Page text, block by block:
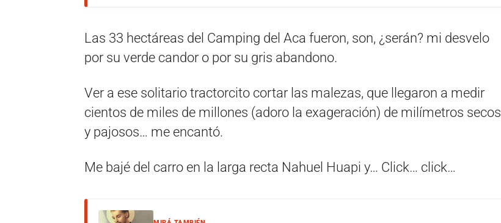
Las 33 hectáreas del Camping del Aca fueron, son, ¿serán? mi desvelo
por su verde candor o por su gris abandono.
Ver a ese solitario tractorcito cortar las malezas, que llegaron a medir
cientos de miles de millones (adoro la exageración) de milímetros secos
y pajosos… me encantó.
Me bajé del carro en la larga recta Nahuel Huapi y… Click… click…